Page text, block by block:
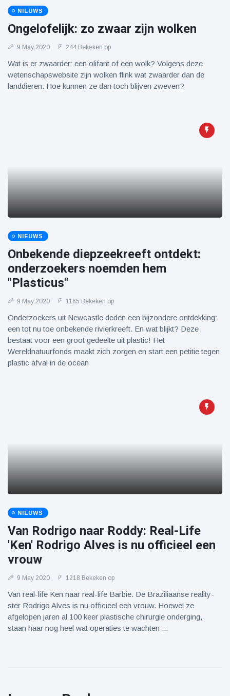
NIEUWS
Ongelofelijk: zo zwaar zijn wolken
9 May 2020 244 Bekeken op
Wat is er zwaarder: een olifant of een wolk? Volgens deze
wetenschapswebsite zijn wolken flink wat zwaarder dan de
landdieren. Hoe kunnen ze dan toch blijven zweven?
NIEUWS
Onbekende diepzeekreeft ontdekt:
onderzoekers noemden hem
"Plasticus"
9 May 2020 1165 Bekeken op
Onderzoekers uit Newcastle deden een bijzondere ontdekking:
een tot nu toe onbekende rivierkreeft. En wat blijkt? Deze
bestaat voor een groot gedeelte uit plastic! Het
Wereldnatuurfonds maakt zich zorgen en start een petitie tegen
plastic afval in de ocean
NIEUWS
Van Rodrigo naar Roddy: Real-Life
'Ken' Rodrigo Alves is nu officieel een
vrouw
9 May 2020 1218 Bekeken op
Van real-life Ken naar real-life Barbie. De Braziliaanse reality-
ster Rodrigo Alves is nu officieel een vrouw. Hoewel ze
afgelopen jaren al 100 keer plastische chirurgie onderging,
staan haar nog heel wat operaties te wachten ...